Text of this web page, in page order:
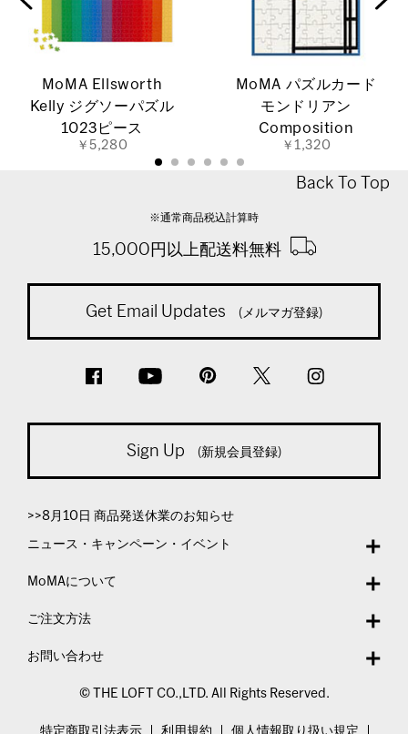
MoMA Ellsworth
Kelly ジグソーパズル
1023ピース
￥5,280
MoMA パズルカード
モンドリアン
Composition
￥1,320
Back To Top
※通常商品税込計算時
15,000円以上配送料無料
Get Email Updates (メルマガ登録)
Sign Up (新規会員登録)
>>8月10日 商品発送休業のお知らせ
ニュース・キャンペーン・イベント
MoMAについて
ご注文方法
お問い合わせ
© THE LOFT CO.,LTD. All Rights Reserved.
特定商取引法表示 利用規約 個人情報取り扱い規定